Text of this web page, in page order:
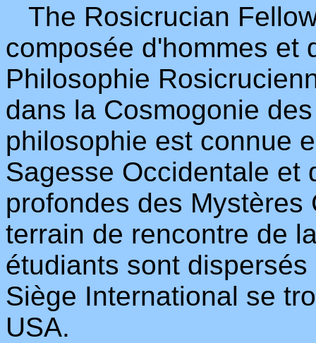
The Rosicrucian
composée d'hommes et
Philosophie
dans la Cosmogonie
philosophie est connue
Sagesse Occidentale et
profondes des
terrain de rencontre de
étudiants sont
Siège International se
USA.